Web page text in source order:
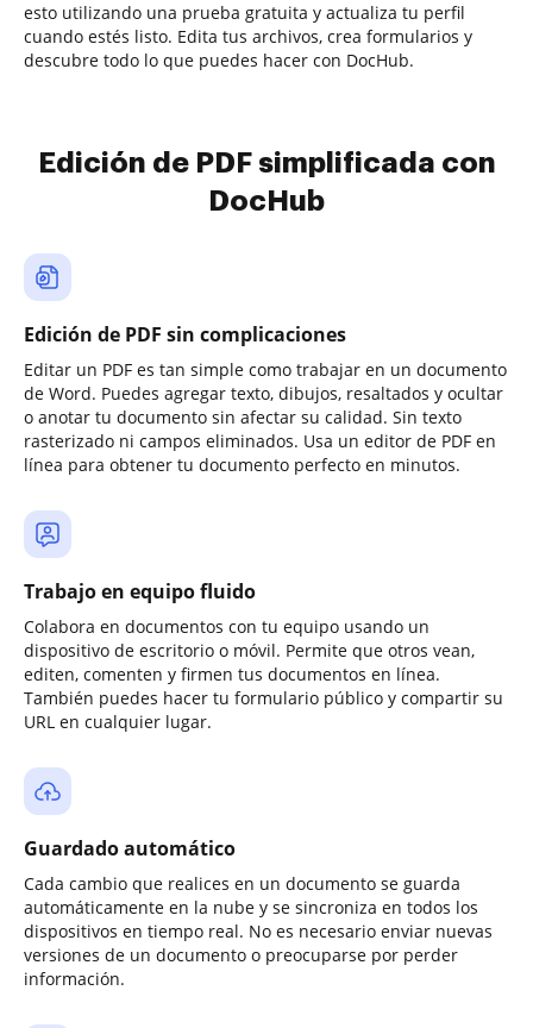
esto utilizando una prueba gratuita y actualiza tu perfil
cuando estés listo. Edita tus archivos, crea formularios y
descubre todo lo que puedes hacer con DocHub.
Edición de PDF simplificada con
DocHub
Edición de PDF sin complicaciones
Editar un PDF es tan simple como trabajar en un documento
de Word. Puedes agregar texto, dibujos, resaltados y ocultar
o anotar tu documento sin afectar su calidad. Sin texto
rasterizado ni campos eliminados. Usa un editor de PDF en
línea para obtener tu documento perfecto en minutos.
Trabajo en equipo fluido
Colabora en documentos con tu equipo usando un
dispositivo de escritorio o móvil. Permite que otros vean,
editen, comenten y firmen tus documentos en línea.
También puedes hacer tu formulario público y compartir su
URL en cualquier lugar.
Guardado automático
Cada cambio que realices en un documento se guarda
automáticamente en la nube y se sincroniza en todos los
dispositivos en tiempo real. No es necesario enviar nuevas
versiones de un documento o preocuparse por perder
información.